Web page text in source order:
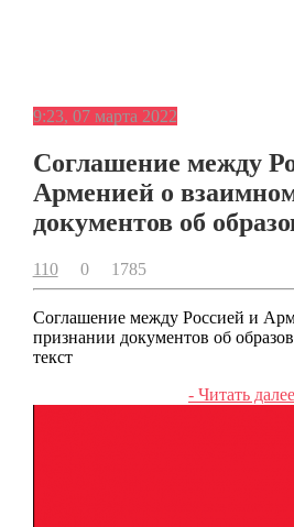
9:23, 07 марта 2022
Соглашение между
Арменией о
документов об
110 0 1785
Соглашение между Россией и
признании документов об
текст
- Читать